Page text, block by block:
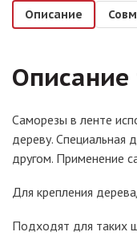
Описание
Описание
Саморезы в ленте
дереву. Специальная
другом. Применение
Для крепления
Подходят для таких